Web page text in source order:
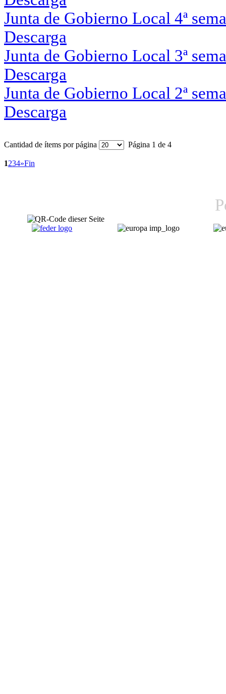
Junta de Gobierno Local 4ª
Descarga
Junta de Gobierno Local 3ª
Descarga
Junta de Gobierno Local 2ª
Descarga
Cantidad de ítems por página Página 1 de 4
1234»Fin